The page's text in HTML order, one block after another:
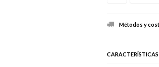
Métodos y
CARACTERÍSTICAS